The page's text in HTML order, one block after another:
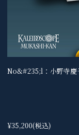
No&#235;l：小野寺慶
¥35,200(税込)